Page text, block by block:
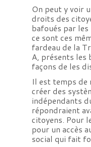
On peut y voir
droits des
bafoués par les
ce sont ces
fardeau de la
A, présents les
façons de les
Il est temps
créer des
indépendants
répondraient
citoyens. Pour
pour un accès
social qui fait